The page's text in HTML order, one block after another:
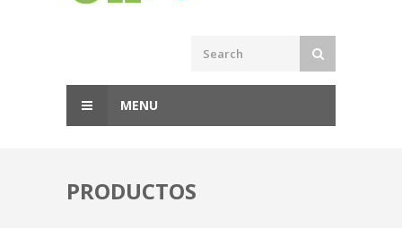
MENU
PRODUCTOS